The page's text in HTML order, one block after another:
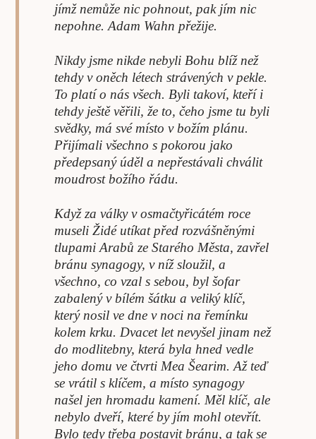
jímž nemůže nic pohnout, pak jím nic
nepohne. Adam Wahn přežije.
Nikdy jsme nikde nebyli Bohu blíž než
tehdy v oněch létech strávených v pekle.
To platí o nás všech. Byli takoví, kteří i
tehdy ještě věřili, že to, čeho jsme tu byli
svědky, má své místo v božím plánu.
Přijímali všechno s pokorou jako
předepsaný úděl a nepřestávali chválit
moudrost božího řádu.
Když za války v osmačtyřicátém roce
museli Židé utíkat před rozvášněnými
tlupami Arabů ze Starého Města, zavřel
bránu synagogy, v níž sloužil, a
všechno, co vzal s sebou, byl šofar
zabalený v bílém šátku a veliký klíč,
který nosil ve dne v noci na řemínku
kolem krku. Dvacet let nevyšel jinam než
do modlitebny, která byla hned vedle
jeho domu ve čtvrti Mea Šearim. Až teď
se vrátil s klíčem, a místo synagogy
našel jen hromadu kamení. Měl klíč, ale
nebylo dveří, které by jím mohl otevřít.
Bylo tedy třeba postavit bránu, a tak se